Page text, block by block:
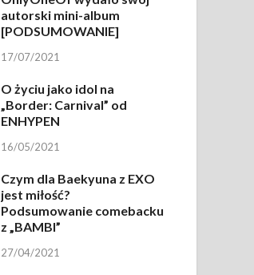
autorski mini-album
[PODSUMOWANIE]
17/07/2021
O życiu jako idol na
„Border: Carnival” od
ENHYPEN
16/05/2021
Czym dla Baekyuna z EXO
jest miłość?
Podsumowanie comebacku
z „BAMBI”
27/04/2021